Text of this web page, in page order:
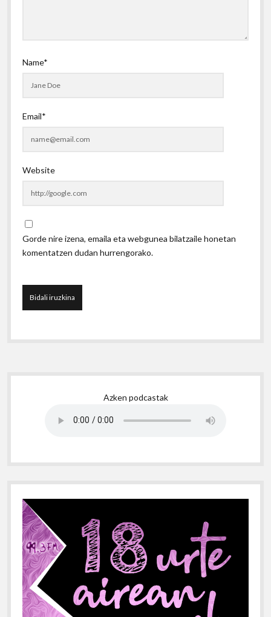
Name*
Email*
Website
Gorde nire izena, emaila eta webgunea bilatzaile honetan
komentatzen dudan hurrengorako.
Sidebar
Azken podcastak